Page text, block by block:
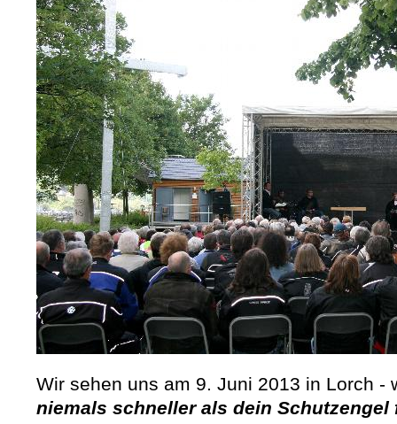
Wir sehen uns am 9. Juni 2013 in Lorch -
niemals schneller als dein Schutzengel